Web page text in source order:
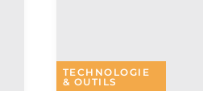
TECHNOLOGIE
& OUTILS